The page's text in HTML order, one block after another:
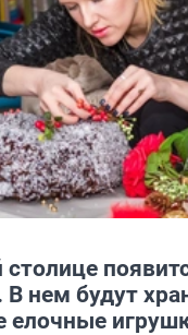
нем будут
елочные